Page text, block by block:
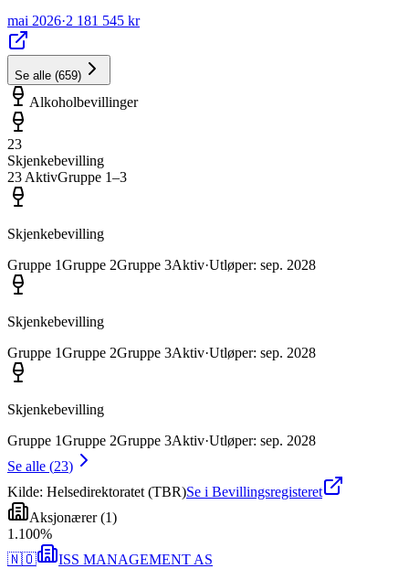
mai 2026·2 181 545 kr
Se alle (659)
Alkoholbevillinger
23
Skjenkebevilling
23 AktivGruppe 1–3
Skjenkebevilling
Gruppe 1Gruppe 2Gruppe 3Aktiv·Utløper: sep. 2028
Skjenkebevilling
Gruppe 1Gruppe 2Gruppe 3Aktiv·Utløper: sep. 2028
Skjenkebevilling
Gruppe 1Gruppe 2Gruppe 3Aktiv·Utløper: sep. 2028
Se alle (23)
Kilde: Helsedirektoratet (TBR)Se i Bevillingsregisteret
Aksjonærer(1)
1 .100%
🇳🇴
ISS MANAGEMENT AS